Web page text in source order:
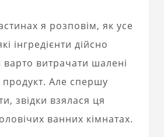
я розповім, як усе
інгредієнти дійсно
витрачати шалені
Але спершу
звідки взялася ця
ванних кімнатах.